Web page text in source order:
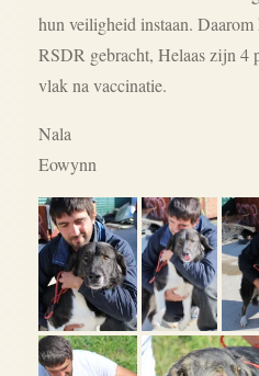
hun veiligheid instaan.
RSDR gebracht, Helaas zijn 4
vlak na vaccinatie.
Nala
Eowynn